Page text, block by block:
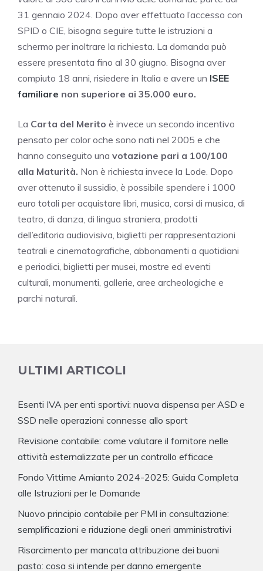
31 gennaio 2024. Dopo aver effettuato l’accesso con
SPID o CIE, bisogna seguire tutte le istruzioni a
schermo per inoltrare la richiesta. La domanda può
essere presentata fino al 30 giugno. Bisogna aver
compiuto 18 anni, risiedere in Italia e avere un ISEE
familiare non superiore ai 35.000 euro.
La Carta del Merito è invece un secondo incentivo
pensato per color oche sono nati nel 2005 e che
hanno conseguito una votazione pari a 100/100
alla Maturità. Non è richiesta invece la Lode. Dopo
aver ottenuto il sussidio, è possibile spendere i 1000
euro totali per acquistare libri, musica, corsi di musica, di
teatro, di danza, di lingua straniera, prodotti
dell’editoria audiovisiva, biglietti per rappresentazioni
teatrali e cinematografiche, abbonamenti a quotidiani
e periodici, biglietti per musei, mostre ed eventi
culturali, monumenti, gallerie, aree archeologiche e
parchi naturali.
ULTIMI ARTICOLI
Esenti IVA per enti sportivi: nuova dispensa per ASD e
SSD nelle operazioni connesse allo sport
Revisione contabile: come valutare il fornitore nelle
attività esternalizzate per un controllo efficace
Fondo Vittime Amianto 2024-2025: Guida Completa
alle Istruzioni per le Domande
Nuovo principio contabile per PMI in consultazione:
semplificazioni e riduzione degli oneri amministrativi
Risarcimento per mancata attribuzione dei buoni
pasto: cosa si intende per danno emergente